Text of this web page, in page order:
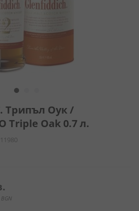
Трипъл Оук /
Triple Oak 0.7 л.
11980